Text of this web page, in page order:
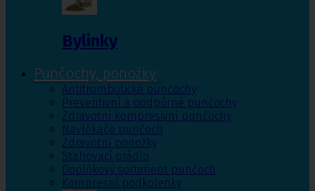
Bylinky
Punčochy, ponožky
Antitrombotické punčochy
Preventivní a podpůrné punčochy
Zdravotní kompresivní punčochy
Navlékače punčoch
Zdravotní ponožky
Stahovací prádlo
Doplňkový sortiment punčoch
Kompresní podkolenky